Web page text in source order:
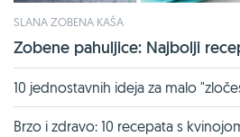
SLANA ZOBENA KAŠA
Zobene pahuljice: Najbolji
10 jednostavnih ideja za malo
Brzo i zdravo: 10 recepata s